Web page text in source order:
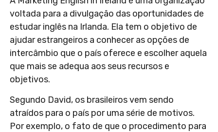
voltada para a divulgação das oportunidades de
estudar inglês na Irlanda. Ela tem o objetivo de
ajudar estrangeiros a conhecer as opções de
intercâmbio que o país oferece e escolher aquela
que mais se adequa aos seus recursos e
objetivos.
Segundo David, os brasileiros vem sendo
atraídos para o país por uma série de motivos.
Por exemplo, o fato de que o procedimento para